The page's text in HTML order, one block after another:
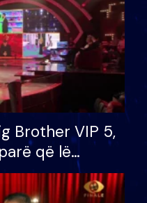
Brother VIP 5,
që lë
për